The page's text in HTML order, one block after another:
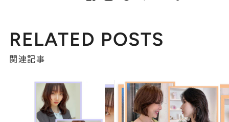
RELATED POSTS
関連記事